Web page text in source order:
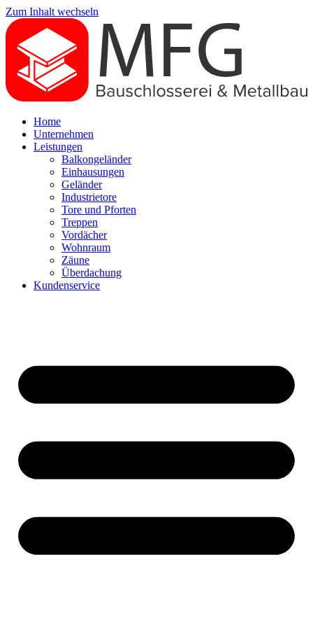
Zum Inhalt wechseln
Home
Unternehmen
Leistungen
Balkongeländer
Einhausungen
Geländer
Industrietore
Tore und Pforten
Treppen
Vordächer
Wohnraum
Zäune
Überdachung
Kundenservice